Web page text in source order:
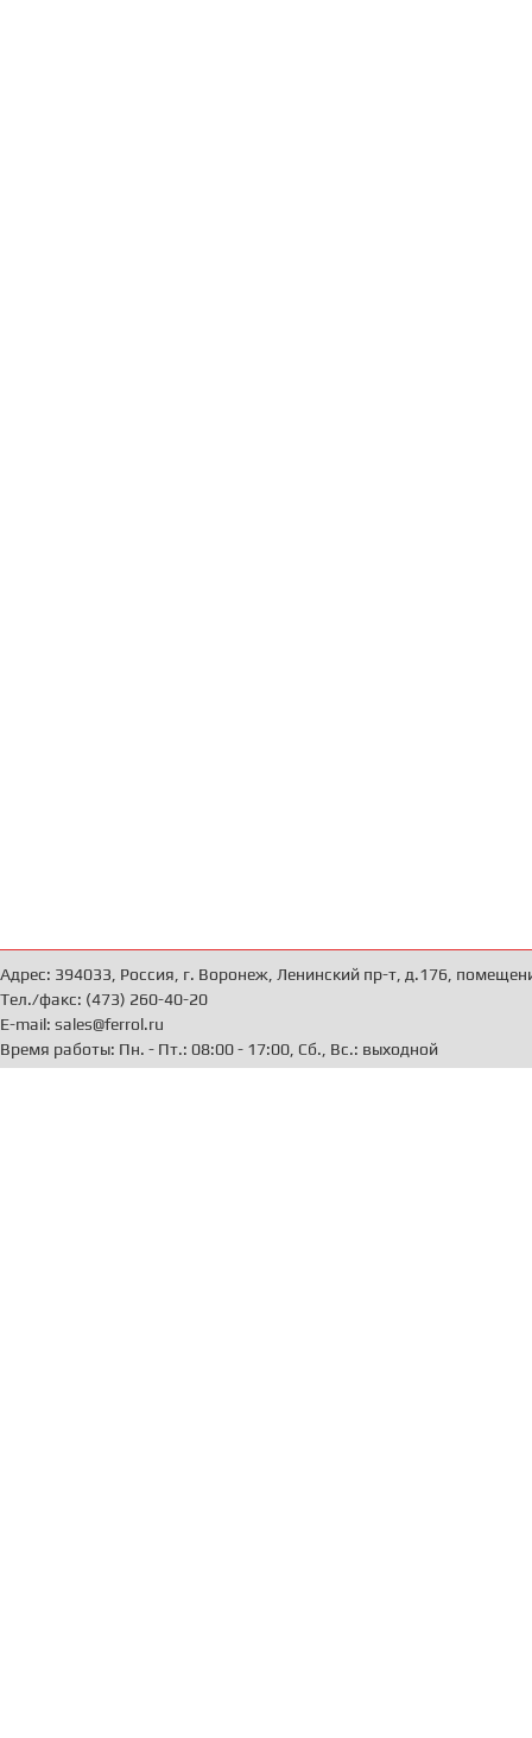
Адрес: 394033, Россия, г. Воронеж, Ленинский пр-т, д.176,
Тел./факс: (473) 260-40-20
E-mail: sales@ferrol.ru
Время работы: Пн. - Пт.: 08:00 - 17:00, Сб., Вс.: выходной